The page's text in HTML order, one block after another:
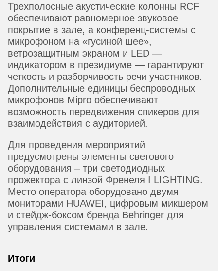
Трехполосные акустические колонны RCF
обеспечивают равномерное звуковое
покрытие в зале, а конференц-системы с
микрофоном на «гусиной шее»,
ветрозащитным экраном и LED —
индикатором в президиуме — гарантируют
четкость и разборчивость речи участников.
Дополнительные единицы беспроводных
микрофонов Mipro обеспечивают
возможность передвижения спикеров для
взаимодействия с аудиторией.
Для проведения мероприятий
предусмотрены элементы светового
оборудования – три светодиодных
прожектора с линзой Френеля I LIGHTING.
Место оператора оборудовано двумя
мониторами HUAWEI, цифровым микшером
и стейдж-боксом бренда Behringer для
управления системами в зале.
Итоги